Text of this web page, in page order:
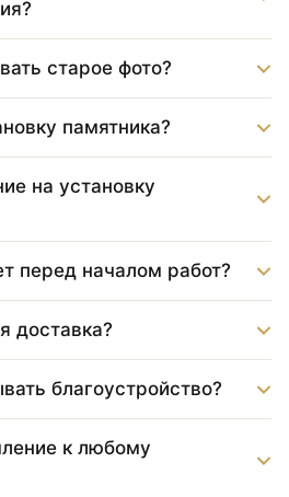
старое фото?
памятника?
на установку
перед началом работ?
доставка?
благоустройство?
к любому